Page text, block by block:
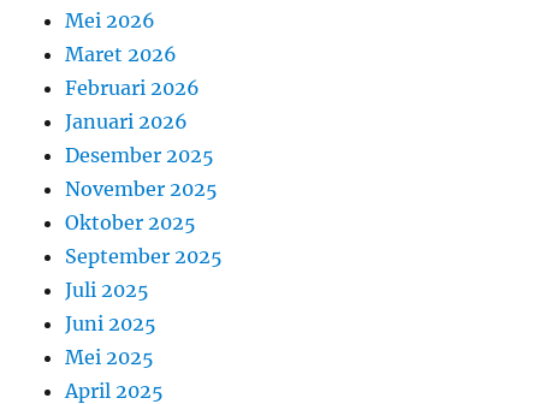
Mei 2026
Maret 2026
Februari 2026
Januari 2026
Desember 2025
November 2025
Oktober 2025
September 2025
Juli 2025
Juni 2025
Mei 2025
April 2025